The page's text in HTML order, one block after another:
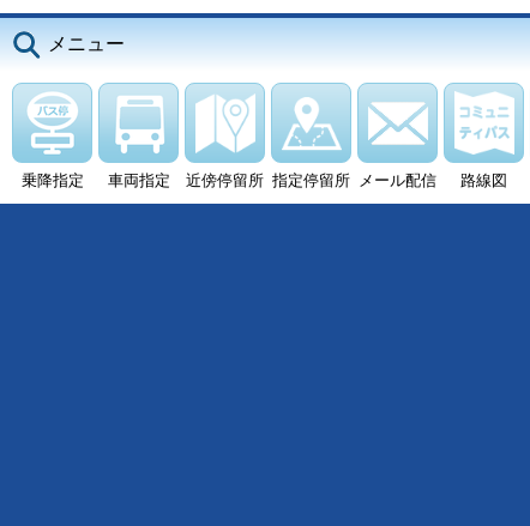
メニュー
乗降指定 車両指定 近傍停留所 指定停留所 メール配信 路線図